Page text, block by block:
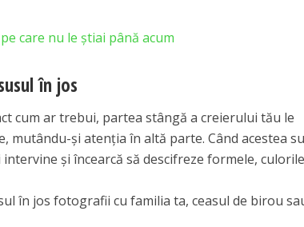
care nu le ştiai până acum
în jos
cum ar trebui, partea stângă a creierului tău le
mutându-și atenția în altă parte. Când acestea
și încearcă să descifreze formele,
în jos fotografii cu familia ta, ceasul de birou